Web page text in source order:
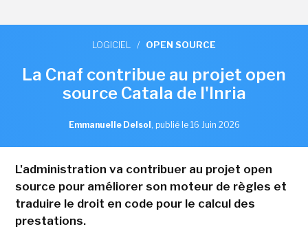
LOGICIEL / OPEN SOURCE
La Cnaf contribue au projet open
source Catala de l'Inria
Emmanuelle Delsol , publié le 16 Juin 2026
L'administration va contribuer au projet open
source pour améliorer son moteur de règles et
traduire le droit en code pour le calcul des
prestations.